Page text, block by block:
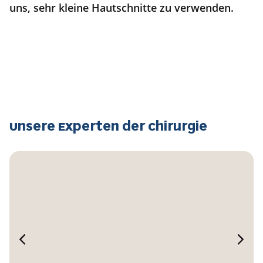
uns, sehr kleine Hautschnitte zu verwenden.
Unsere Experten der Chirurgie